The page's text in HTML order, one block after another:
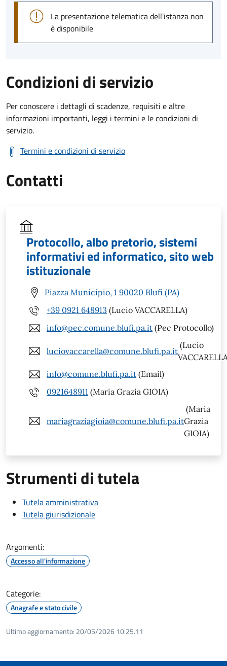
La presentazione telematica dell'istanza non
è disponibile
Condizioni di servizio
Per conoscere i dettagli di scadenze, requisiti e altre
informazioni importanti, leggi i termini e le condizioni di
servizio.
Termini e condizioni di servizio
Contatti
Protocollo, albo pretorio, sistemi
informativi ed informatico, sito web
istituzionale
Piazza Municipio, 1 90020 Blufi (PA)
+39 0921 648913 (Lucio VACCARELLA)
info@pec.comune.blufi.pa.it (Pec Protocollo)
luciovaccarella@comune.blufi.pa.it
(Lucio
info@comune.blufi.pa.it (Email)
0921648911 (Maria Grazia GIOIA)
mariagraziagioia@comune.blufi.pa.it
(Maria
Grazia
GIOIA)
Strumenti di tutela
Tutela amministrativa
Tutela giurisdizionale
Argomenti:
Accesso all'informazione
Categorie:
Anagrafe e stato civile
Ultimo aggiornamento: 20/05/2026 10:25.11